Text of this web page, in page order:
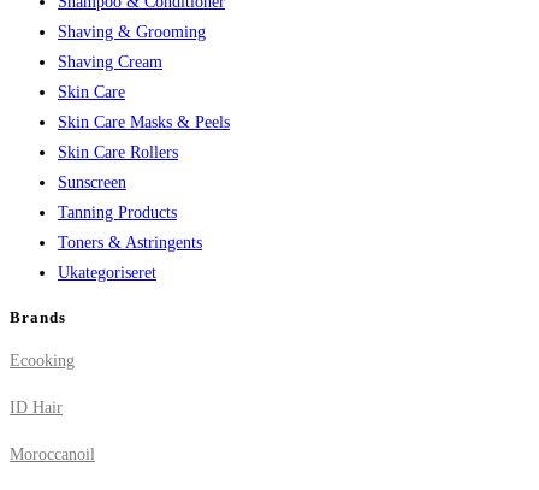
Shaving & Grooming
Shaving Cream
Skin Care
Skin Care Masks & Peels
Skin Care Rollers
Sunscreen
Tanning Products
Toners & Astringents
Ukategoriseret
Brands
Ecooking
ID Hair
Moroccanoil